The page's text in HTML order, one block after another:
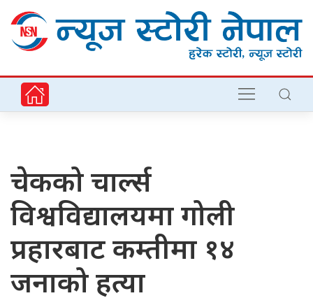
चेकको चार्ल्स
विश्वविद्यालयमा गोली
प्रहारबाट कम्तीमा १४
जनाको हत्या